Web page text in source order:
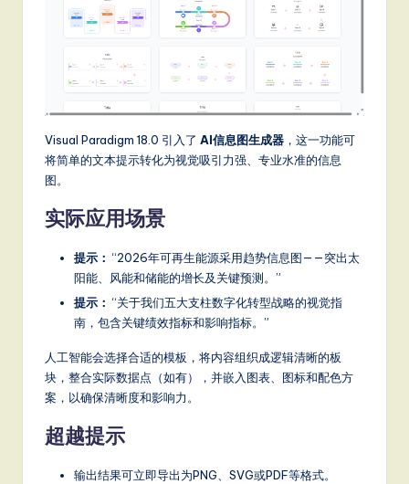
Visual Paradigm 18.0 引入了 AI信息图生成器 ，这一功能可
将简单的文本提示转化为视觉吸引力强、专业水准的信息
图。
实际应用场景
提示： “2026年可再生能源采用趋势信息图——突出太
阳能、风能和储能的增长及关键预测。”
提示： “关于我们五大支柱数字化转型战略的视觉指
南，包含关键绩效指标和影响指标。”
人工智能会选择合适的模板，将内容组织成逻辑清晰的板
块，整合实际数据点（如有），并嵌入图表、图标和配色方
案，以确保清晰度和影响力。
超越提示
输出结果可立即导出为PNG、SVG或PDF等格式。